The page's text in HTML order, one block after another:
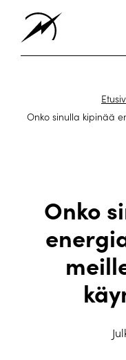
Onko sinulla kipinää
Onko